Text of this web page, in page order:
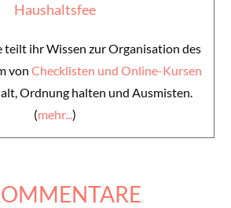
Haushaltsfee
teilt ihr Wissen zur Organisation des
von Checklisten und Online-Kursen
Ordnung halten und Ausmisten.
(mehr...)